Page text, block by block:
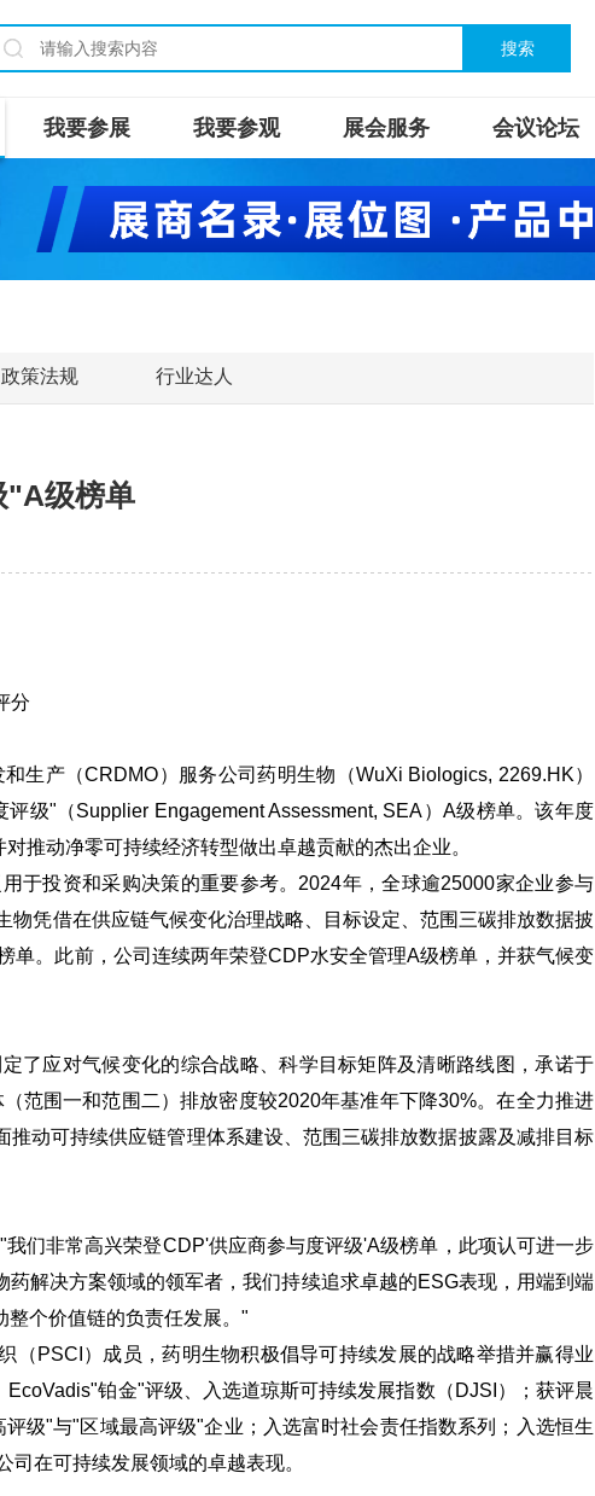
搜索
我要参展 我要参观 展会服务 会议论坛
政策法规 行业达人
"A级榜单
分
生产（CRDMO）服务公司药明生物（WuXi Biologics, 2269.HK）
级"（Supplier Engagement Assessment, SEA）A级榜单。该年度
推动净零可持续经济转型做出卓越贡献的杰出企业。
于投资和采购决策的重要参考。2024年，全球逾25000家企业参与
凭借在供应链气候变化治理战略、目标设定、范围三碳排放数据披
单。此前，公司连续两年荣登CDP水安全管理A级榜单，并获气候变
了应对气候变化的综合战略、科学目标矩阵及清晰路线图，承诺于
范围一和范围二）排放密度较2020年基准年下降30%。在全力推进
动可持续供应链管理体系建设、范围三碳排放数据披露及减排目标
我们非常高兴荣登CDP'供应商参与度评级'A级榜单，此项认可进一步
解决方案领域的领军者，我们持续追求卓越的ESG表现，用端到端
整个价值链的负责任发展。"
（PSCI）成员，药明生物积极倡导可持续发展的战略举措并赢得业
铂金"评级、入选道琼斯可持续发展指数（DJSI）；获评晨
级"与"区域最高评级"企业；入选富时社会责任指数系列；入选恒生
在可持续发展领域的卓越表现。